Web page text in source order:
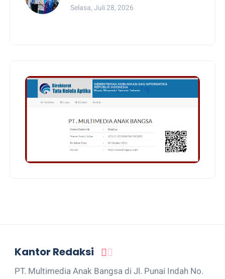
Selasa, Juli 28, 2026
Kantor Redaksi
PT. Multimedia Anak Bangsa di Jl. Punai Indah No.